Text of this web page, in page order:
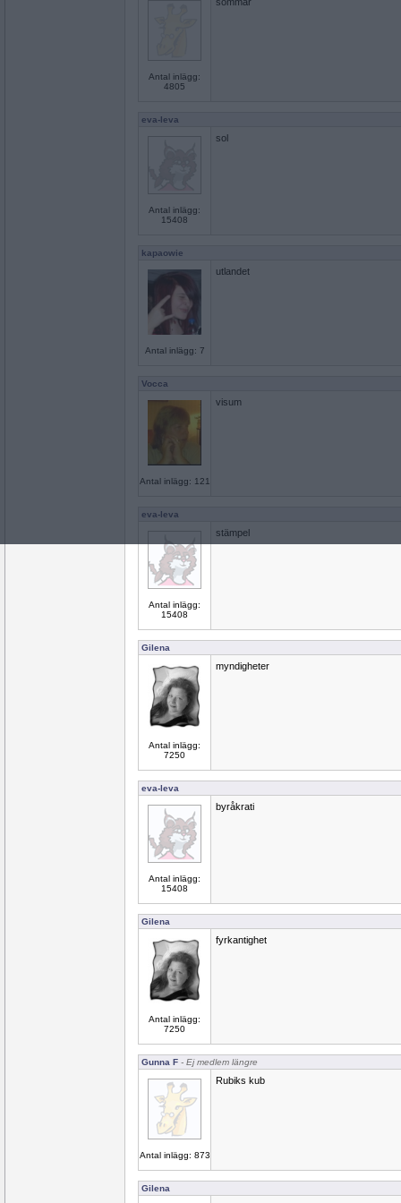
Antal inlägg:
4805
eva-leva
Antal inlägg:
15408
sol
kapaowie
Antal inlägg: 7
utlandet
Vocca
Antal inlägg: 121
visum
eva-leva
Antal inlägg:
15408
stämpel
Gilena
Antal inlägg:
7250
myndigheter
eva-leva
Antal inlägg:
15408
byråkrati
Gilena
Antal inlägg:
7250
fyrkantighet
Gunna F - Ej medlem längre
Antal inlägg: 873
Rubiks kub
Gilena